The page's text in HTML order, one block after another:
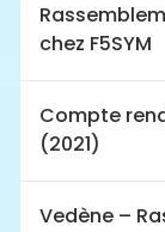
chez F5SYM
Compte
(2021)
Vedène –